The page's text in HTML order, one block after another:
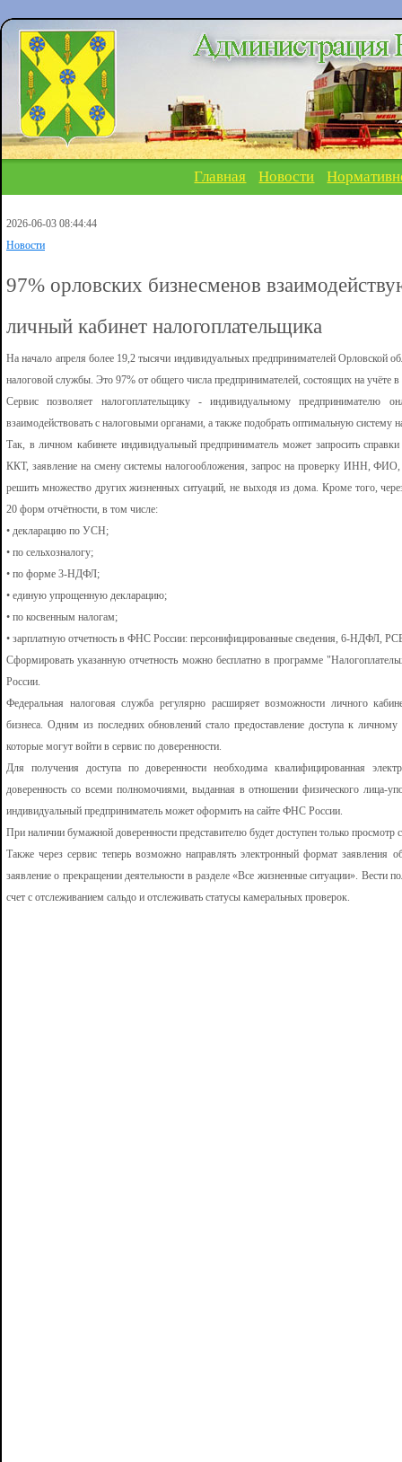
Главная Новости
2026-06-03 08:44:44
Новости
97% орловских бизнесменов
личный кабинет налогоплательщика
На начало апреля более 19,2 тысячи индивидуальных предпринимателей Орловской
налоговой службы. Это 97% от общего числа предпринимателей, состоящих на учёте
Сервис позволяет налогоплательщику - индивидуальному предпринимателю
взаимодействовать с налоговыми органами, а также подобрать оптимальную систему
Так, в личном кабинете индивидуальный предприниматель может запросить
ККТ, заявление на смену системы налогообложения, запрос на проверку ИНН,
решить множество других жизненных ситуаций, не выходя из дома. Кроме того,
20 форм отчётности, в том числе:
• декларацию по УСН;
• по сельхозналогу;
• по форме 3-НДФЛ;
• единую упрощенную декларацию;
• по косвенным налогам;
• зарплатную отчетность в ФНС России: персонифицированные сведения, 6-НДФЛ,
Сформировать указанную отчетность можно бесплатно в программе
России.
Федеральная налоговая служба регулярно расширяет возможности личного
бизнеса. Одним из последних обновлений стало предоставление доступа к
которые могут войти в сервис по доверенности.
Для получения доступа по доверенности необходима квалифицированная
доверенность со всеми полномочиями, выданная в отношении физического лица-
индивидуальный предприниматель может оформить на сайте ФНС России.
При наличии бумажной доверенности представителю будет доступен только
Также через сервис теперь возможно направлять электронный формат заявления
заявление о прекращении деятельности в разделе «Все жизненные ситуации». Вести
счет с отслеживанием сальдо и отслеживать статусы камеральных проверок.